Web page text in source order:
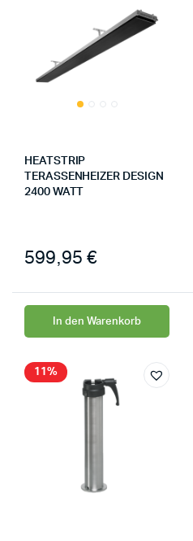
HEATSTRIP
TERASSENHEIZER DESIGN
2400 WATT
599,95 €
In den Warenkorb
11%